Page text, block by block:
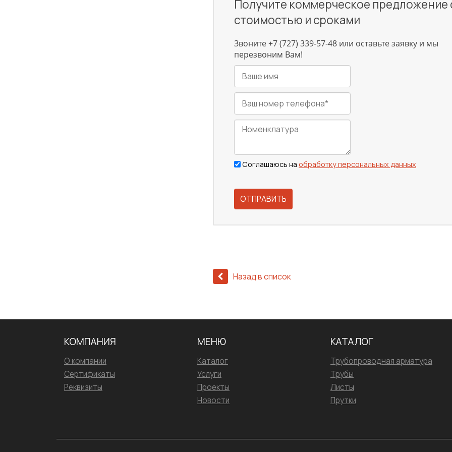
Получите коммерческое предложение
стоимостью и сроками
Звоните +7 (727) 339-57-48 или оставьте заявку и мы
перезвоним Вам!
Соглашаюсь на обработку персональных данных
ОТПРАВИТЬ
Назад в список
КОМПАНИЯ
О компании
Сертификаты
Реквизиты
МЕНЮ
Каталог
Услуги
Проекты
Новости
КАТАЛОГ
Трубопроводная арматура
Трубы
Листы
Прутки